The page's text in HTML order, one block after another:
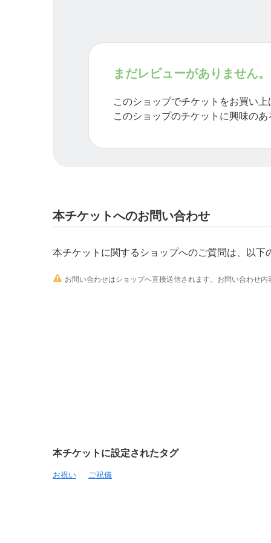
まだレビューがありません。
このショップでチケットをお買い
このショップのチケットに興味の
本チケットへのお問い合わせ
本チケットに関するショップへのご質問は、以
 お問い合わせはショップへ直接送信されます。お問い合わせ
本チケットに設定されたタグ
お祝い ご祝儀